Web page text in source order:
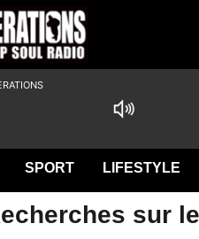
SPORT LIFESTYLE
sur